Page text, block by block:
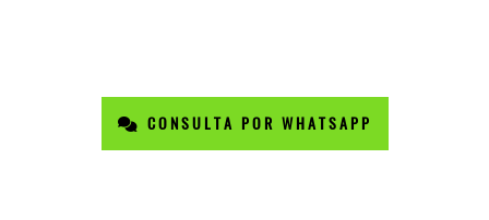
CONSULTA POR WHATSAPP